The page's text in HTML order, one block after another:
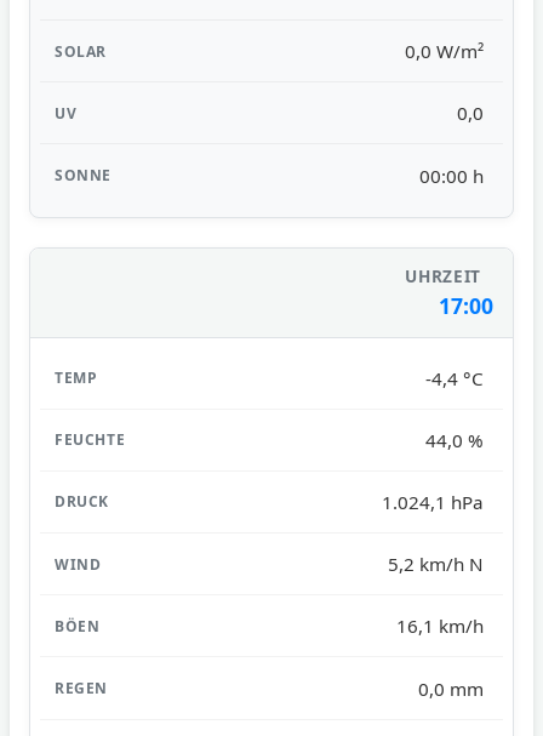
0,0 W/m²
0,0
00:00 h
17:00
-4,4 °C
44,0 %
1.024,1 hPa
5,2 km/h N
16,1 km/h
0,0 mm